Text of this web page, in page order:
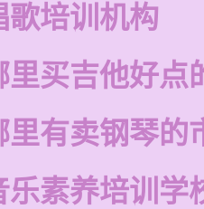
歌培训机构
里买吉他好点
里有卖钢琴的
乐素养培训学